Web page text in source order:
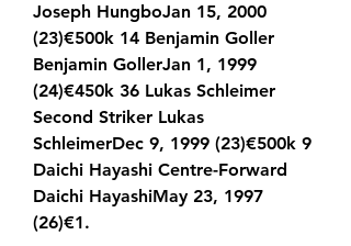
Joseph HungboJan 15, 2000
(23)€500k 14 Benjamin Goller
Benjamin GollerJan 1, 1999
(24)€450k 36 Lukas Schleimer
Second Striker Lukas
SchleimerDec 9, 1999 (23)€500k 9
Daichi Hayashi Centre-Forward
Daichi HayashiMay 23, 1997
(26)€1.